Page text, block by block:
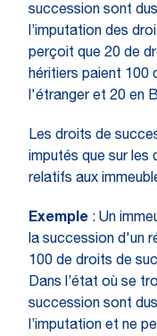
succession sont
l’imputation des
perçoit que 20 de
héritiers paient 100
l'étranger et 20 en
Les droits de
imputés que sur les
relatifs aux
Exemple : Un
la succession d'un
100 de droits de
Dans l’état où se
succession sont
l’imputation et ne